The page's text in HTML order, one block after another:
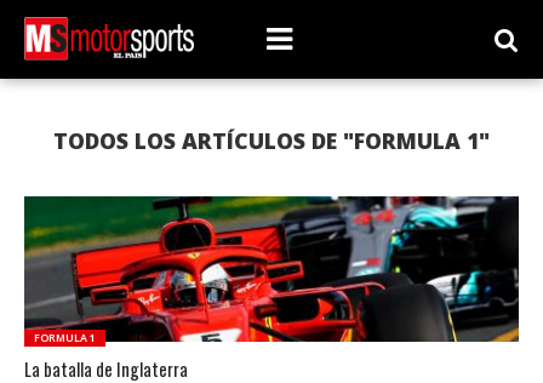
TODOS LOS ARTÍCULOS DE "FORMULA 1"
FORMULA 1
La batalla de Inglaterra